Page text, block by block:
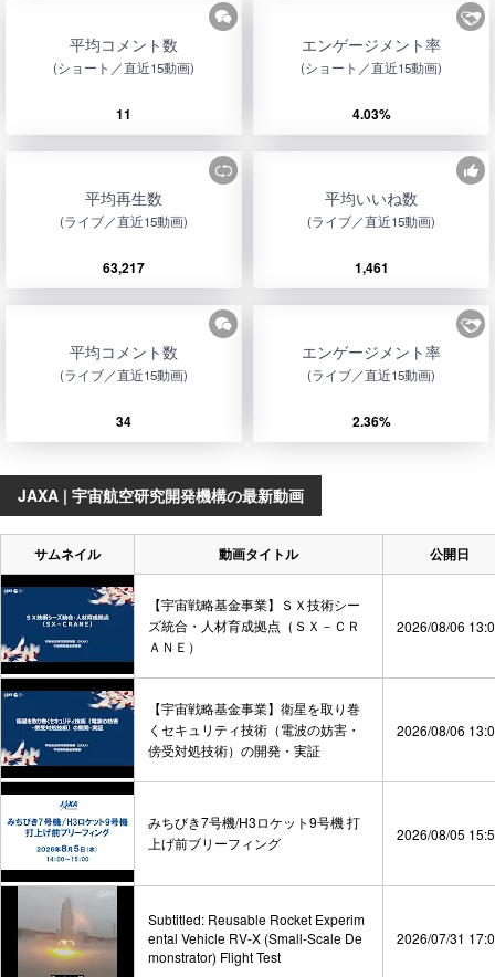
平均コメント数
(ショート／直近15動画)
11
エンゲージメント率
(ショート／直近15動画)
4.03%
平均再生数
(ライブ／直近15動画)
63,217
平均いいね数
(ライブ／直近15動画)
1,461
平均コメント数
(ライブ／直近15動画)
34
エンゲージメント率
(ライブ／直近15動画)
2.36%
JAXA | 宇宙航空研究開発機構の最新動画
サムネイル 動画タイトル 公開日
【宇宙戦略基金事業】ＳＸ技術シー
ズ統合・人材育成拠点（ＳＸ－ＣＲ
ＡＮＥ）
2026/08/06
【宇宙戦略基金事業】衛星を取り巻
くセキュリティ技術（電波の妨害・
傍受対処技術）の開発・実証
2026/08/06
みちびき7号機/H3ロケット9号機 打
上げ前ブリーフィング
2026/08/05
Subtitled: Reusable Rocket Experim
ental Vehicle RV-X (Small-Scale De
monstrator) Flight Test
2026/07/31